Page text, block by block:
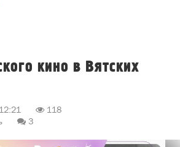
кино в Вятских
118
3